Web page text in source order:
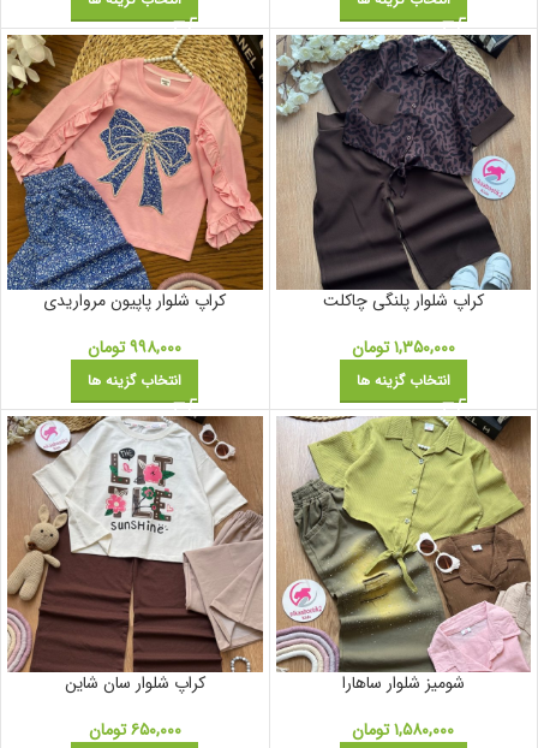
کراپ شلوار پلنگی چاکلت
۱,۳۵۰,۰۰۰تومان
انتخاب گزینه ها
کراپ شلوار پاپیون مرواریدی
۹۹۸,۰۰۰تومان
انتخاب گزینه ها
شومیز شلوار ساهارا
۱,۵۸۰,۰۰۰تومان
کراپ شلوار سان شاین
۶۵۰,۰۰۰تومان